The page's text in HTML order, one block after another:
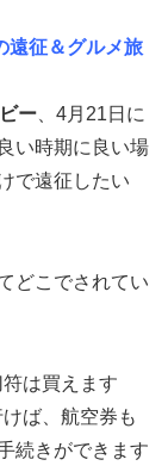
遠征＆グルメ旅
ー 、4月21日に
い時期に良い場
で遠征したい
どこでされてい
は買えます
ば、航空券も
続きができます